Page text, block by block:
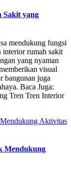
Sakit yang
mendukung fungsi
interior rumah sakit
yang nyaman
visual
bangunan juga
Baca Juga:
Tren Tren Interior
Mendukung